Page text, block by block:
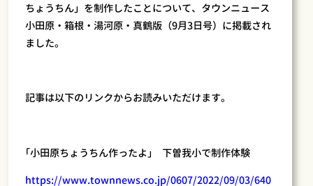
ちょうちん」を制作したことについて、タウンニュース
小田原・箱根・湯河原・真鶴版（9月3日号）に掲載され
ました。
記事は以下のリンクからお読みいただけます。
｢小田原ちょうちん作ったよ｣ 下曽我小で制作体験
https://www.townnews.co.jp/0607/2022/09/03/640